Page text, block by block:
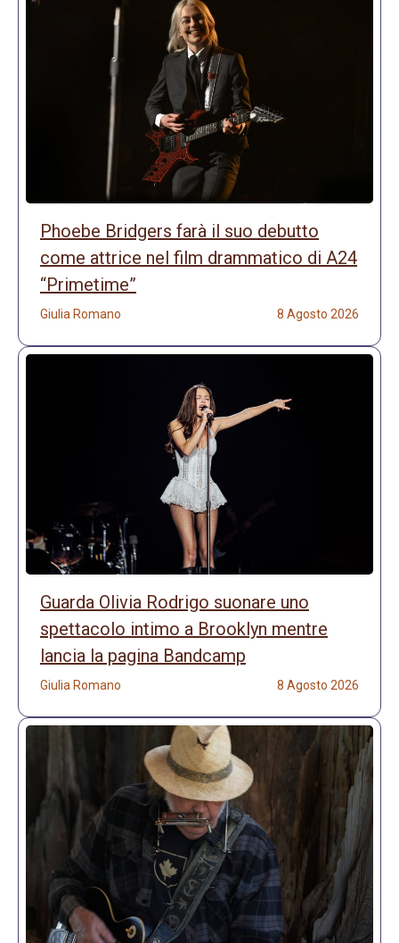
Phoebe Bridgers farà il suo debutto
come attrice nel film drammatico di A24
“Primetime”
Giulia Romano 8 Agosto 2026
Guarda Olivia Rodrigo suonare uno
spettacolo intimo a Brooklyn mentre
lancia la pagina Bandcamp
Giulia Romano 8 Agosto 2026